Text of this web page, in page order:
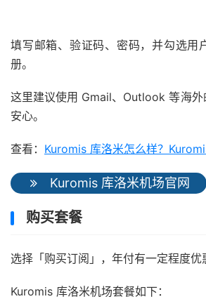
填写邮箱、验证码、密码，并勾选用
册。
这里建议使用 Gmail、Outlook 等海外
安心。
查看： Kuromis 库洛米怎么样？
Kuromis 库洛米机场官网
购买套餐
选择「购买订阅」，年付有一定程度优
Kuromis 库洛米机场套餐如下：